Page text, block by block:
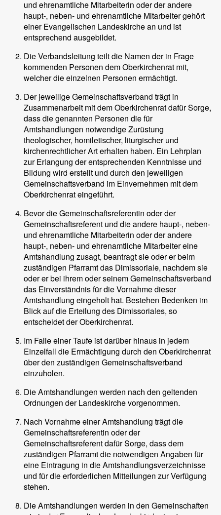
und ehrenamtliche Mitarbeiterin oder der andere
haupt-, neben- und ehrenamtliche Mitarbeiter gehört
einer Evangelischen Landeskirche an und ist
entsprechend ausgebildet.
Die Verbandsleitung teilt die Namen der in Frage
kommenden Personen dem Oberkirchenrat mit,
welcher die einzelnen Personen ermächtigt.
Der jeweilige Gemeinschaftsverband trägt in
Zusammenarbeit mit dem Oberkirchenrat dafür Sorge,
dass die genannten Personen die für
Amtshandlungen notwendige Zurüstung
theologischer, homiletischer, liturgischer und
kirchenrechtlicher Art erhalten haben. Ein Lehrplan
zur Erlangung der entsprechenden Kenntnisse und
Bildung wird erstellt und durch den jeweiligen
Gemeinschaftsverband im Einvernehmen mit dem
Oberkirchenrat eingeführt.
Bevor die Gemeinschaftsreferentin oder der
Gemeinschaftsreferent und die andere haupt-, neben-
und ehrenamtliche Mitarbeiterin oder der andere
haupt-, neben- und ehrenamtliche Mitarbeiter eine
Amtshandlung zusagt, beantragt sie oder er beim
zuständigen Pfarramt das Dimissoriale, nachdem sie
oder er bei ihrem oder seinem Gemeinschaftsverband
das Einverständnis für die Vornahme dieser
Amtshandlung eingeholt hat. Bestehen Bedenken im
Blick auf die Erteilung des Dimissoriales, so
entscheidet der Oberkirchenrat.
Im Falle einer Taufe ist darüber hinaus in jedem
Einzelfall die Ermächtigung durch den Oberkirchenrat
über den zuständigen Gemeinschaftsverband
einzuholen.
Die Amtshandlungen werden nach den geltenden
Ordnungen der Landeskirche vorgenommen.
Nach Vornahme einer Amtshandlung trägt die
Gemeinschaftsreferentin oder der
Gemeinschaftsreferent dafür Sorge, dass dem
zuständigen Pfarramt die notwendigen Angaben für
eine Eintragung in die Amtshandlungsverzeichnisse
und für die erforderlichen Mitteilungen zur Verfügung
stehen.
Die Amtshandlungen werden in den Gemeinschaften